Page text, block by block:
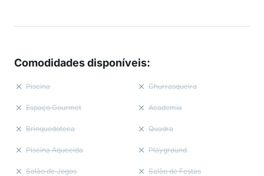
Comodidades disponíveis:
Piscina Churrasqueira
Espaço Gourmet Academia
Brinquedoteca Quadra
Piscina Aquecida Playground
Salão de Jogos Salão de Festas